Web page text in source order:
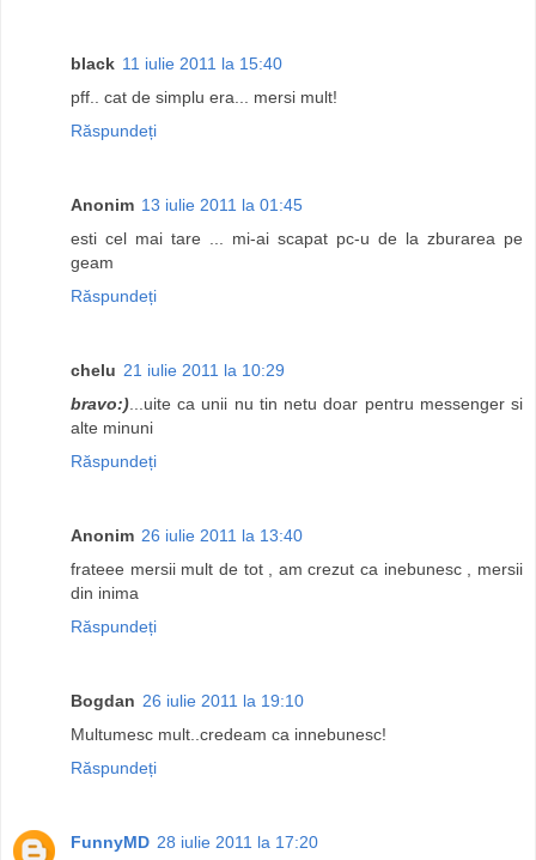
black 11 iulie 2011 la 15:40
pff.. cat de simplu era... mersi mult!
Răspundeți
Anonim 13 iulie 2011 la 01:45
esti cel mai tare ... mi-ai scapat pc-u de la zburarea pe
geam
Răspundeți
chelu 21 iulie 2011 la 10:29
bravo:)...uite ca unii nu tin netu doar pentru messenger si
alte minuni
Răspundeți
Anonim 26 iulie 2011 la 13:40
frateee mersii mult de tot , am crezut ca inebunesc , mersii
din inima
Răspundeți
Bogdan 26 iulie 2011 la 19:10
Multumesc mult..credeam ca innebunesc!
Răspundeți
FunnyMD 28 iulie 2011 la 17:20